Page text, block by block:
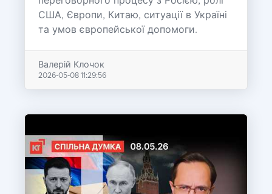
США, Європи, Китаю, ситуації в Україні
та умов європейської допомоги.
Валерій Клочок
2026-05-08 11:29:56